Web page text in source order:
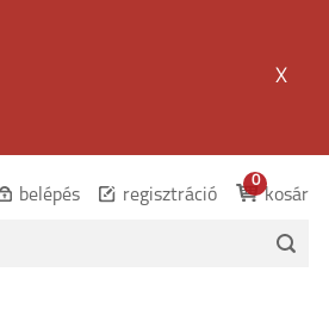
X
belépés regisztráció kosár
0